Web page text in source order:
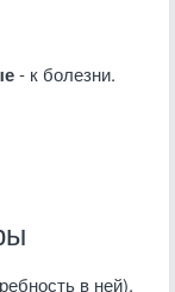
- к болезни.
в ней).